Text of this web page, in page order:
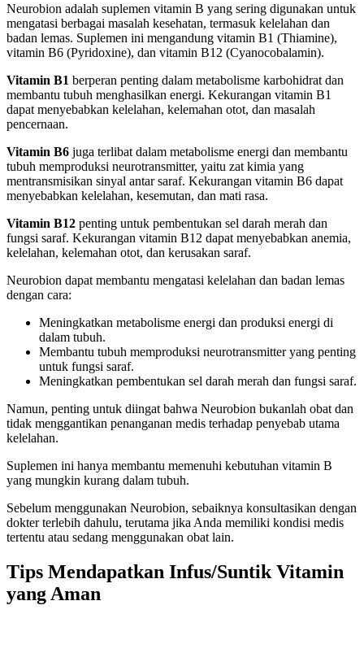
Neurobion adalah suplemen vitamin B yang sering digunakan untuk
mengatasi berbagai masalah kesehatan, termasuk kelelahan dan
badan lemas. Suplemen ini mengandung vitamin B1 (Thiamine),
vitamin B6 (Pyridoxine), dan vitamin B12 (Cyanocobalamin).
Vitamin B1 berperan penting dalam metabolisme karbohidrat dan
membantu tubuh menghasilkan energi. Kekurangan vitamin B1
dapat menyebabkan kelelahan, kelemahan otot, dan masalah
pencernaan.
Vitamin B6 juga terlibat dalam metabolisme energi dan membantu
tubuh memproduksi neurotransmitter, yaitu zat kimia yang
mentransmisikan sinyal antar saraf. Kekurangan vitamin B6 dapat
menyebabkan kelelahan, kesemutan, dan mati rasa.
Vitamin B12 penting untuk pembentukan sel darah merah dan
fungsi saraf. Kekurangan vitamin B12 dapat menyebabkan anemia,
kelelahan, kelemahan otot, dan kerusakan saraf.
Neurobion dapat membantu mengatasi kelelahan dan badan lemas
dengan cara:
Meningkatkan metabolisme energi dan produksi energi di
dalam tubuh.
Membantu tubuh memproduksi neurotransmitter yang penting
untuk fungsi saraf.
Meningkatkan pembentukan sel darah merah dan fungsi saraf.
Namun, penting untuk diingat bahwa Neurobion bukanlah obat dan
tidak menggantikan penanganan medis terhadap penyebab utama
kelelahan.
Suplemen ini hanya membantu memenuhi kebutuhan vitamin B
yang mungkin kurang dalam tubuh.
Sebelum menggunakan Neurobion, sebaiknya konsultasikan dengan
dokter terlebih dahulu, terutama jika Anda memiliki kondisi medis
tertentu atau sedang menggunakan obat lain.
Tips Mendapatkan Infus/Suntik Vitamin
yang Aman